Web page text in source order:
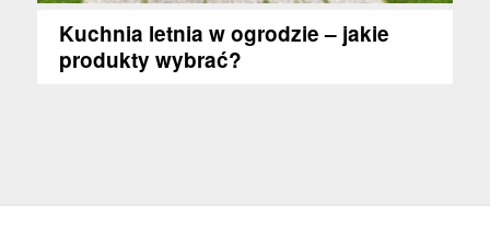
Kuchnia letnia w ogrodzie – jakie
produkty wybrać?